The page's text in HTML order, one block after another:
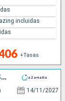
+Tasas
incluidas
BARBADOS, SANTA LUCIA, DOMINICA, SAN MARTÍN, PUERTO RICO, ANTIGUA Y BARBUDA, SAN VINCENT Y LAS GRANADINAS, GRENADA, TRINIDAD Y TOBAGO
14/11/2027